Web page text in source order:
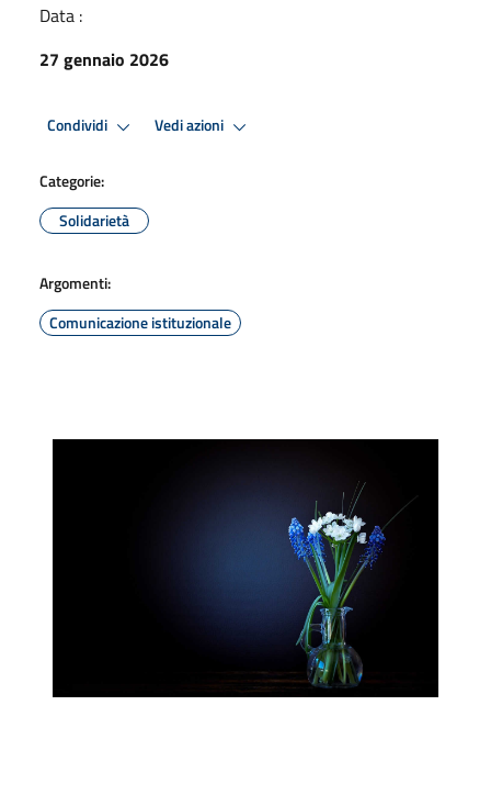
Data :
27 gennaio 2026
Condividi Vedi azioni
Categorie:
Solidarietà
Argomenti:
Comunicazione istituzionale